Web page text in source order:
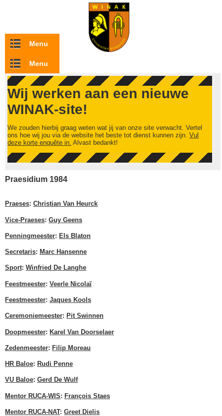
Overslaan en naar de inhoud gaan
Menu
Menu
Wij werken aan een nieuwe
WINAK-site!
We zouden hierbij graag weten wat jij van onze site verwacht. Vertel
ons hoe wij jou via de website het beste tot dienst kunnen zijn. Vul
deze korte enquête in. Alvast bedankt!
Praesidium 1984
Praeses: Christian Van Heurck
Vice-Praeses: Guy Geens
Penningmeester: Els Blaton
Secretaris: Marc Hansenne
Sport: Winfried De Langhe
Feestmeester: Veerle Nicolaï
Feestmeester: Jaques Kools
Ceremoniemeester: Pit Swinnen
Doopmeester: Karel Van Doorselaer
Zedenmeester: Filip Moreau
HR Baloe: Rudi Penne
VU Baloe: Gerd De Wulf
Mentor RUCA-WIS: François Staes
Mentor RUCA-NAT: Greet Dielis